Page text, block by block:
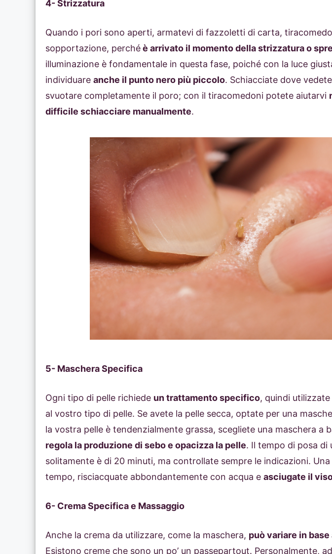
4- Strizzatura
Quando i pori sono aperti, armatevi di fazzoletti di carta,
sopportazione, perchéè arrivato il momento della strizzatura o
illuminazione è fondamentale in questa fase, poiché con la luce
individuare anche il punto nero più piccolo. Schiacciate dove
svuotare completamente il poro; con il tiracomedoni potete aiutarvi
difficile schiacciare manualmente.
5- Maschera Specifica
Ogni tipo di pelle richiede un trattamento specifico, quindi
al vostro tipo di pelle. Se avete la pelle secca, optate per una
la vostra pelle è tendenzialmente grassa, scegliete una maschera a
regola la produzione di sebo e opacizza la pelle. Il tempo di posa di
solitamente è di 20 minuti, ma controllate sempre le indicazioni.
tempo, risciacquate abbondantemente con acqua e asciugate il
6- Crema Specifica e Massaggio
Anche la crema da utilizzare, come la maschera, può variare in
Esistono creme che sono un po’ un passepartout. Personalmente,